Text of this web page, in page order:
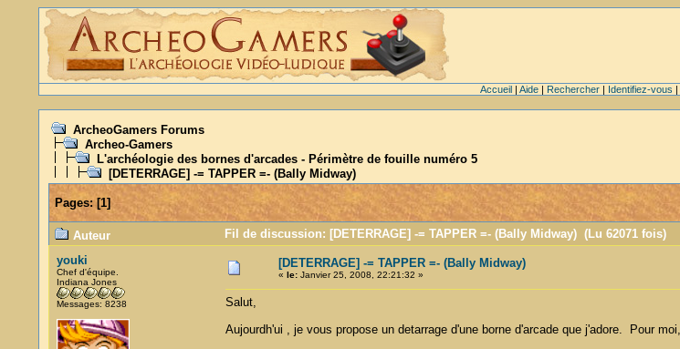
Accueil| Aide| Rechercher| Identifiez-vous |
ArcheoGamers Forums
Archeo-Gamers
L'archéologie des bornes d'arcades - Périmètre de fouille numéro 5
[DETERRAGE] -= TAPPER =- (Bally Midway)
Pages:[1]
Auteur
Fil de discussion: [DETERRAGE] -= TAPPER =- (Bally Midway) (Lu 62071 fois)
youki
Chef d'équipe.
Indiana Jones
Messages: 8238
[DETERRAGE] -= TAPPER =- (Bally Midway)
« le:Janvier 25, 2008, 22:21:32 »
Salut,
Aujourdh'ui , je vous propose un detarrage d'une borne d'arcade que j'adore. Pour